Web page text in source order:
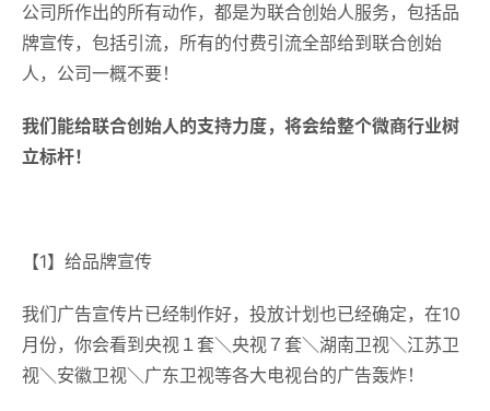
公司所作出的所有动作，都是为联合创始人服务，包括品
牌宣传，包括引流，所有的付费引流全部给到联合创始
人，公司一概不要！
我们能给联合创始人的支持力度，将会给整个微商行业树
立标杆！
【1】给品牌宣传
我们广告宣传片已经制作好，投放计划也已经确定，在10
月份，你会看到央视１套＼央视７套＼湖南卫视＼江苏卫
视＼安徽卫视＼广东卫视等各大电视台的广告轰炸！